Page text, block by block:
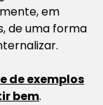
em
de uma forma
de exemplos
bem.